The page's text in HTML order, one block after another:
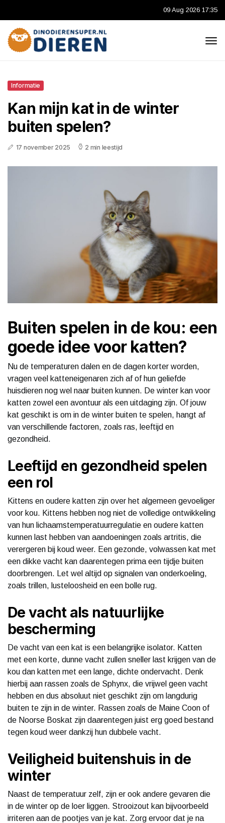
09 Aug 2026 17:35
Informatie
Kan mijn kat in de winter
buiten spelen?
17 november 2025 2 min leestijd
Buiten spelen in de kou: een
goede idee voor katten?
Nu de temperaturen dalen en de dagen korter worden,
vragen veel katteneigenaren zich af of hun geliefde
huisdieren nog wel naar buiten kunnen. De winter kan voor
katten zowel een avontuur als een uitdaging zijn. Of jouw
kat geschikt is om in de winter buiten te spelen, hangt af
van verschillende factoren, zoals ras, leeftijd en
gezondheid.
Leeftijd en gezondheid spelen
een rol
Kittens en oudere katten zijn over het algemeen gevoeliger
voor kou. Kittens hebben nog niet de volledige ontwikkeling
van hun lichaamstemperatuurregulatie en oudere katten
kunnen last hebben van aandoeningen zoals artritis, die
verergeren bij koud weer. Een gezonde, volwassen kat met
een dikke vacht kan daarentegen prima een tijdje buiten
doorbrengen. Let wel altijd op signalen van onderkoeling,
zoals trillen, lusteloosheid en een bolle rug.
De vacht als natuurlijke
bescherming
De vacht van een kat is een belangrijke isolator. Katten
met een korte, dunne vacht zullen sneller last krijgen van de
kou dan katten met een lange, dichte ondervacht. Denk
hierbij aan rassen zoals de Sphynx, die vrijwel geen vacht
hebben en dus absoluut niet geschikt zijn om langdurig
buiten te zijn in de winter. Rassen zoals de Maine Coon of
de Noorse Boskat zijn daarentegen juist erg goed bestand
tegen koud weer dankzij hun dubbele vacht.
Veiligheid buitenshuis in de
winter
Naast de temperatuur zelf, zijn er ook andere gevaren die
in de winter op de loer liggen. Strooizout kan bijvoorbeeld
irriteren aan de pootjes van je kat. Zorg ervoor dat je na